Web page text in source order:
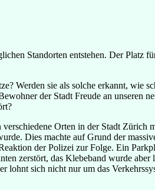
Standorten entstehen. Der Platz
Werden sie als solche erkannt, wie
der Stadt Freude an unseren
Orten in der Stadt Zürich
Dies machte auf Grund der
der Polizei zur Folge. Ein
zerstört, das Klebeband wurde aber
sich nicht nur um das